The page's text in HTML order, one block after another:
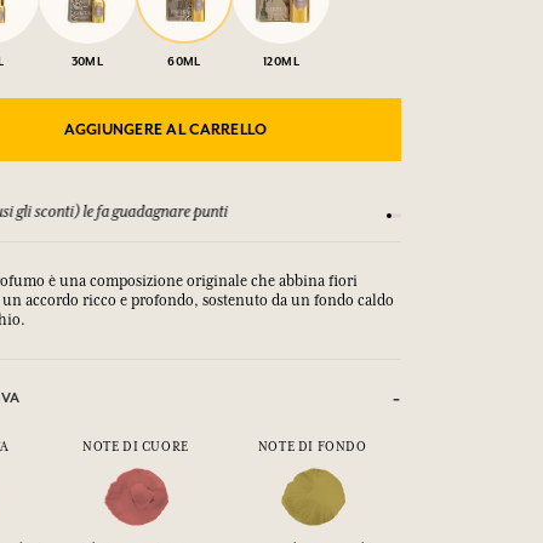
30ML 60ML 120ML
AGGIUNGERE AL CARRELLO
fa guadagnare punti Consulta i nostri T&C
è una composizione originale che abbina fiori
accordo ricco e profondo, sostenuto da un fondo caldo
NOTE DI CUORE NOTE DI FONDO